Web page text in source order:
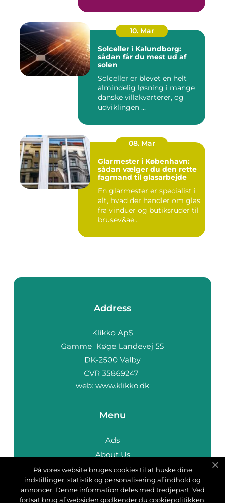
10. Mar
Solceller i Kalundborg:
sådan får du mest ud af
solen
Solceller er blevet en helt
almindelig løsning i mange
danske villakvarterer, og
udviklingen ...
08. Mar
Glarmester i København:
sådan vælger du den rette
fagmand til glasarbejde
En glarmester er specialist i
alt, hvad der handler om glas
fra vinduer og butiksruder til
brusev&ae...
Address
web: www.klikko.dk
Menu
Ads
About Us
Cookies
Contact
Sitemap
På vores website bruges cookies til at huske dine
indstillinger, statistik og personalisering af indhold og
annoncer. Denne information deles med tredjepart. Ved
fortsat brug af websiden godkender du cookiepolitikken.